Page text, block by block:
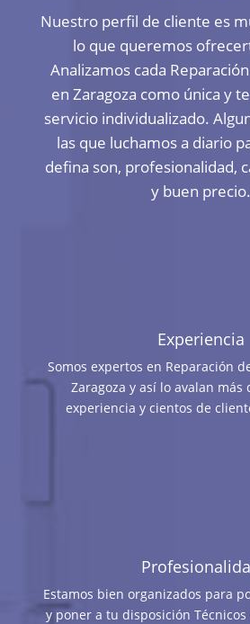
Nuestro perfil de cliente es
lo que queremos
Analizamos cada
en Zaragoza como única y
servicio individualizado.
las que luchamos a diario
defina son, profesionalidad,
y buen precio.
Experiencia
Somos expertos en Reparación
Zaragoza y así lo avalan más
experiencia y cientos de
Estamos bien organizados para
y poner a tu disposición